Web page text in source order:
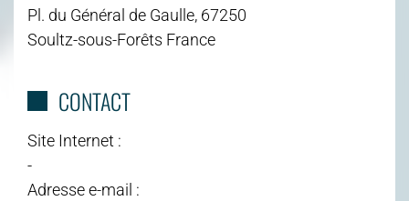
Pl. du Général de Gaulle, 67250
Soultz-sous-Forêts France
CONTACT
Site Internet :
-
Adresse e-mail :